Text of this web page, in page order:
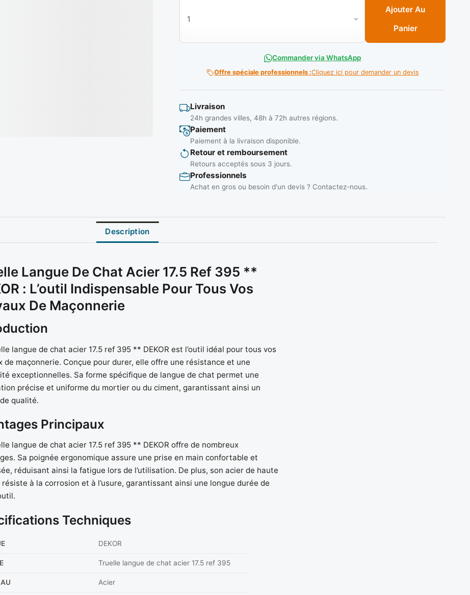
Ajouter Au
Panier
Commander via WhatsApp
Offre spéciale professionnels :Cliquez ici pour demander un devis
Livraison
24h grandes villes, 48h à 72h autres régions.
Paiement
Paiement à la livraison disponible.
Retour et remboursement
Retours acceptés sous 3 jours.
Professionnels
Achat en gros ou besoin d'un devis ? Contactez-nous.
Description
Langue De Chat Acier 17.5 Ref 395 **
: L’outil Indispensable Pour Tous Vos
De Maçonnerie
langue de chat acier 17.5 ref 395 ** DEKOR est l’outil idéal pour tous vos
de maçonnerie. Conçue pour durer, elle offre une résistance et une
exceptionnelles. Sa forme spécifique de langue de chat permet une
précise et uniforme du mortier ou du ciment, garantissant ainsi un
qualité.
Principaux
langue de chat acier 17.5 ref 395 ** DEKOR offre de nombreux
Sa poignée ergonomique assure une prise en main confortable et
réduisant ainsi la fatigue lors de l’utilisation. De plus, son acier de haute
à la corrosion et à l’usure, garantissant ainsi une longue durée de
Techniques
DEKOR
Truelle langue de chat acier 17.5 ref 395
Acier